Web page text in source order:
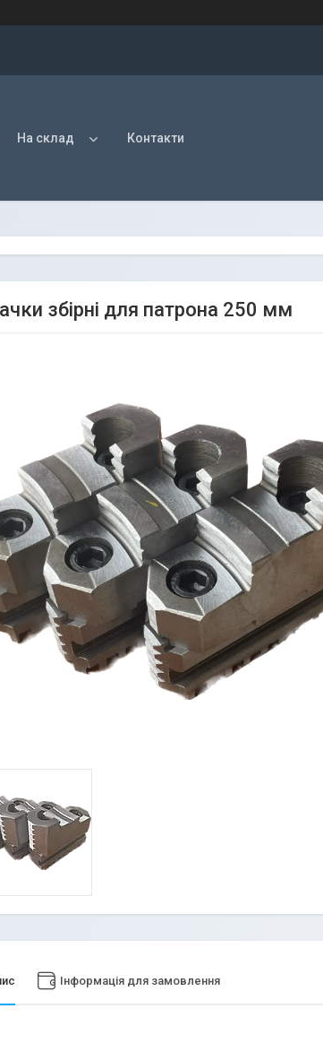
На склад Контакти
збірні для патрона 250 мм
Інформація для замовлення